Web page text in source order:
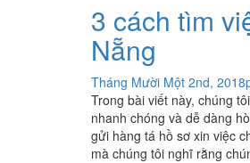
3 cách tìm
Nẵng
Tháng Mười Một 2nd, 2018
Trong bài viết này, chúng
nhanh chóng và dễ dàng
gửi hàng tá hồ sơ xin việc
mà chúng tôi nghĩ rằng